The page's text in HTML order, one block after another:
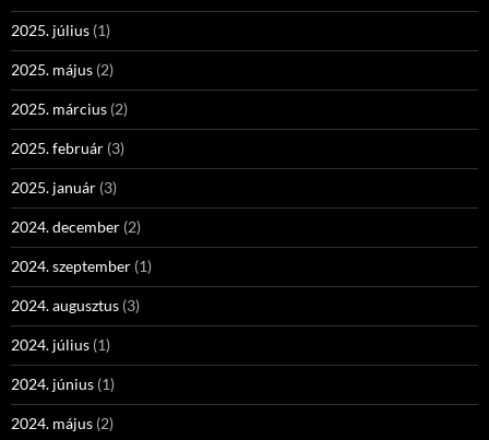
2025. július (1)
2025. május (2)
2025. március (2)
2025. február (3)
2025. január (3)
2024. december (2)
2024. szeptember (1)
2024. augusztus (3)
2024. július (1)
2024. június (1)
2024. május (2)